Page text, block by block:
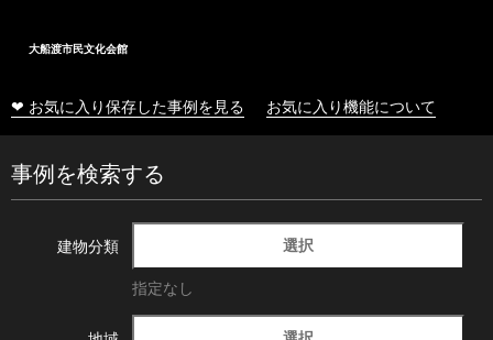
大船渡市民文化会館
❤ お気に入り保存した事例を見る お気に入り機能について
事例を検索する
建物分類 選択
指定なし